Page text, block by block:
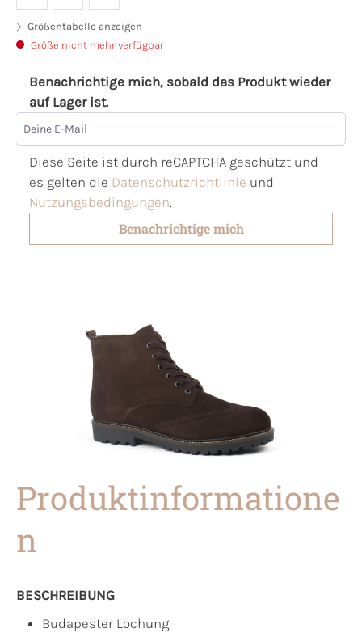
Größentabelle anzeigen
Größe nicht mehr verfügbar
Benachrichtige mich, sobald das Produkt wieder
auf Lager ist.
Deine E-Mail
Diese Seite ist durch reCAPTCHA geschützt und
es gelten die Datenschutzrichtlinie und
Nutzungsbedingungen.
Benachrichtige mich
Produktinformatione
n
BESCHREIBUNG
Budapester Lochung